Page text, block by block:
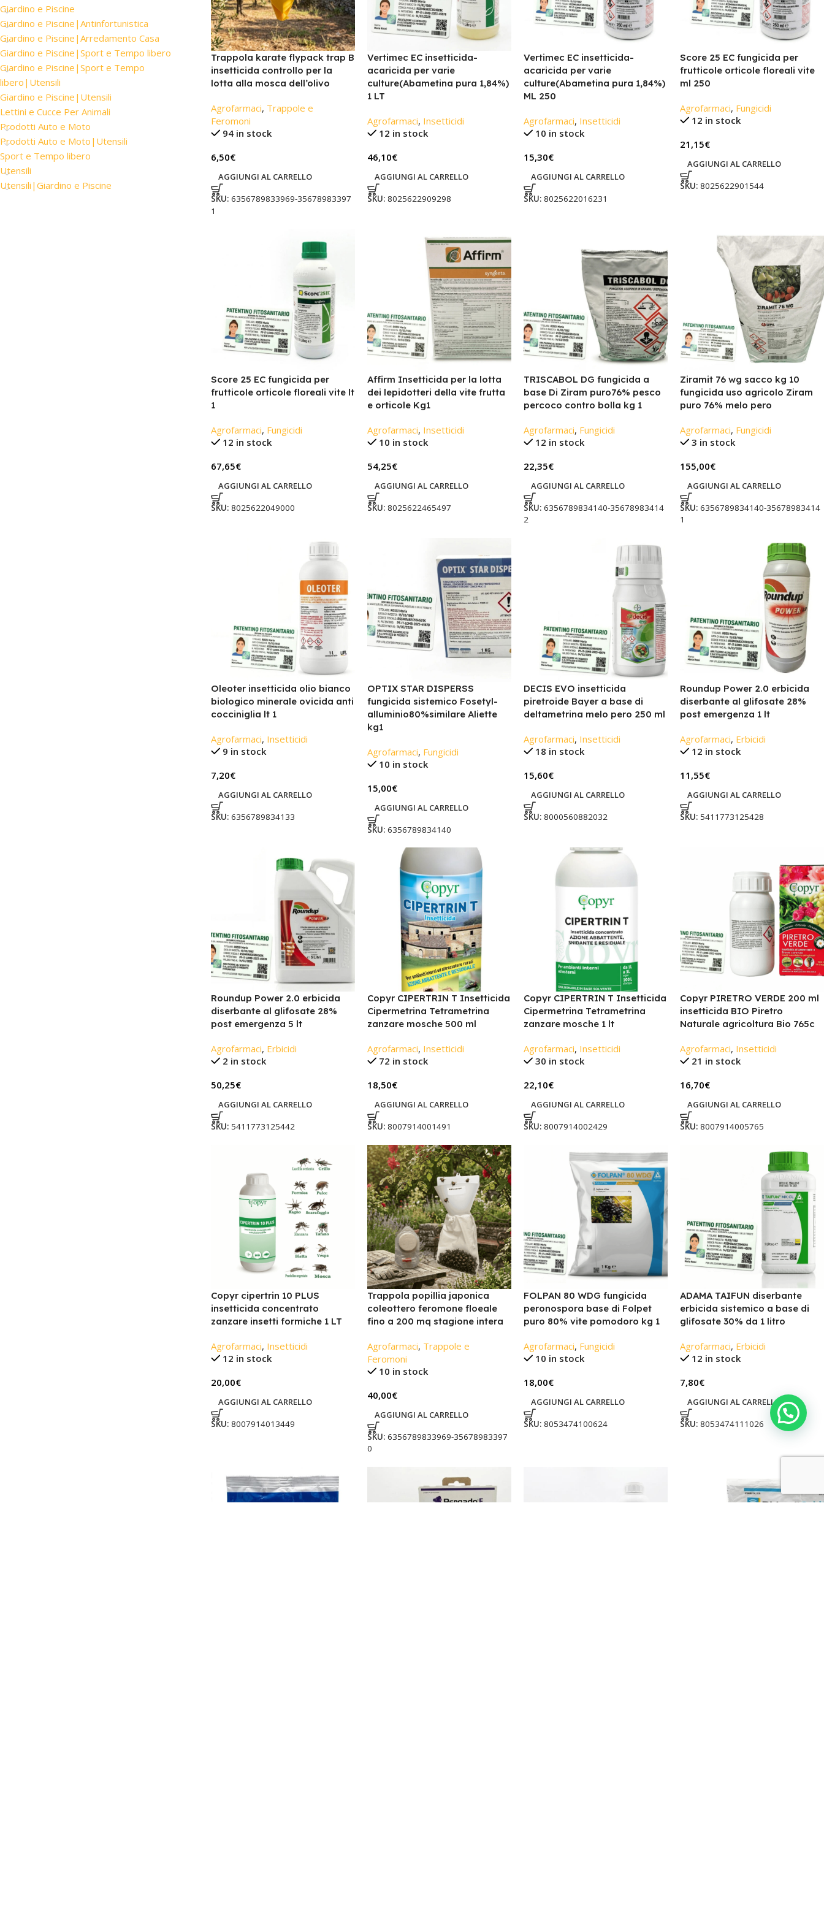
Giardino e Piscine
Giardino e Piscine|Antinfortunistica
Giardino e Piscine|Arredamento Casa
Giardino e Piscine|Sport e Tempo libero
Giardino e Piscine|Sport e Tempo
libero|Utensili
Giardino e Piscine|Utensili
Lettini e Cucce Per Animali
Prodotti Auto e Moto
Prodotti Auto e Moto|Utensili
Sport e Tempo libero
Utensili
Utensili|Giardino e Piscine
Trappola karate flypack trap B
insetticida controllo per la
lotta alla mosca dell’olivo
Agrofarmaci, Trappole e
Feromoni
94 in stock
6,50€
AGGIUNGI AL CARRELLO
SKU: 6356789833969-35678983397
1
Vertimec EC insetticida-
acaricida per varie
culture(Abametina pura 1,84%)
1 LT
Agrofarmaci, Insetticidi
12 in stock
46,10€
AGGIUNGI AL CARRELLO
SKU: 8025622909298
Vertimec EC insetticida-
acaricida per varie
culture(Abametina pura 1,84%)
ML 250
Agrofarmaci, Insetticidi
10 in stock
15,30€
AGGIUNGI AL CARRELLO
SKU: 8025622016231
Score 25 EC fungicida per
frutticole orticole floreali vite
ml 250
Agrofarmaci, Fungicidi
12 in stock
21,15€
AGGIUNGI AL CARRELLO
SKU: 8025622901544
Score 25 EC fungicida per
frutticole orticole floreali vite lt
1
Agrofarmaci, Fungicidi
12 in stock
67,65€
AGGIUNGI AL CARRELLO
SKU: 8025622049000
Affirm Insetticida per la lotta
dei lepidotteri della vite frutta
e orticole Kg1
Agrofarmaci, Insetticidi
10 in stock
54,25€
AGGIUNGI AL CARRELLO
SKU: 8025622465497
TRISCABOL DG fungicida a
base Di Ziram puro76% pesco
percoco contro bolla kg 1
Agrofarmaci, Fungicidi
12 in stock
22,35€
AGGIUNGI AL CARRELLO
SKU: 6356789834140-35678983414
2
Ziramit 76 wg sacco kg 10
fungicida uso agricolo Ziram
puro 76% melo pero
Agrofarmaci, Fungicidi
3 in stock
155,00€
AGGIUNGI AL CARRELLO
SKU: 6356789834140-35678983414
1
Oleoter insetticida olio bianco
biologico minerale ovicida anti
cocciniglia lt 1
Agrofarmaci, Insetticidi
9 in stock
7,20€
AGGIUNGI AL CARRELLO
SKU: 6356789834133
OPTIX STAR DISPERSS
fungicida sistemico Fosetyl-
alluminio80%similare Aliette
kg1
Agrofarmaci, Fungicidi
10 in stock
15,00€
AGGIUNGI AL CARRELLO
SKU: 6356789834140
DECIS EVO insetticida
piretroide Bayer a base di
deltametrina melo pero 250 ml
Agrofarmaci, Insetticidi
18 in stock
15,60€
AGGIUNGI AL CARRELLO
SKU: 8000560882032
Roundup Power 2.0 erbicida
diserbante al glifosate 28%
post emergenza 1 lt
Agrofarmaci, Erbicidi
12 in stock
11,55€
AGGIUNGI AL CARRELLO
SKU: 5411773125428
Roundup Power 2.0 erbicida
diserbante al glifosate 28%
post emergenza 5 lt
Agrofarmaci, Erbicidi
2 in stock
50,25€
AGGIUNGI AL CARRELLO
SKU: 5411773125442
Copyr CIPERTRIN T Insetticida
Cipermetrina Tetrametrina
zanzare mosche 500 ml
Agrofarmaci, Insetticidi
72 in stock
18,50€
AGGIUNGI AL CARRELLO
SKU: 8007914001491
Copyr CIPERTRIN T Insetticida
Cipermetrina Tetrametrina
zanzare mosche 1 lt
Agrofarmaci, Insetticidi
30 in stock
22,10€
AGGIUNGI AL CARRELLO
SKU: 8007914002429
Copyr PIRETRO VERDE 200 ml
insetticida BIO Piretro
Naturale agricoltura Bio 765c
Agrofarmaci, Insetticidi
21 in stock
16,70€
AGGIUNGI AL CARRELLO
SKU: 8007914005765
Copyr cipertrin 10 PLUS
insetticida concentrato
zanzare insetti formiche 1 LT
Agrofarmaci, Insetticidi
12 in stock
20,00€
AGGIUNGI AL CARRELLO
SKU: 8007914013449
Trappola popillia japonica
coleottero feromone floeale
fino a 200 mq stagione intera
Agrofarmaci, Trappole e
Feromoni
10 in stock
40,00€
AGGIUNGI AL CARRELLO
SKU: 6356789833969-35678983397
0
FOLPAN 80 WDG fungicida
peronospora base di Folpet
puro 80% vite pomodoro kg 1
Agrofarmaci, Fungicidi
10 in stock
18,00€
AGGIUNGI AL CARRELLO
SKU: 8053474100624
ADAMA TAIFUN diserbante
erbicida sistemico a base di
glifosate 30% da 1 litro
Agrofarmaci, Erbicidi
12 in stock
7,80€
AGGIUNGI AL CARRELLO
SKU: 8053474111026